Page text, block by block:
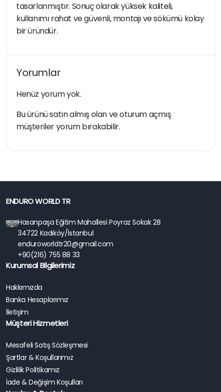
tasarlanmıştır. Sonuç olarak yüksek kaliteli,
kullanımı rahat ve güvenli, montajı ve sökümü kolay
bir üründür.
Yorumlar
Henüz yorum yok.
Bu ürünü satın almış olan ve oturum açmış
müşteriler yorum bırakabilir.
ENDURO WORLD TR
Hasanpaşa Eğitim Mahallesi Poyraz Sokak 2B
34722 Kadıköy/İstanbul
enduroworldtr20@gmail.com
+90(216) 755 88 33
Kurumsal Bilgilerimiz
Hakkımızda
Banka Hesaplarımız
İletişim
Müşteri Hizmetleri
Mesafeli Satış Sözleşmesi
Şartlar & Koşullarımız
Gizlilik Politikamız
İade & Değişim Koşulları